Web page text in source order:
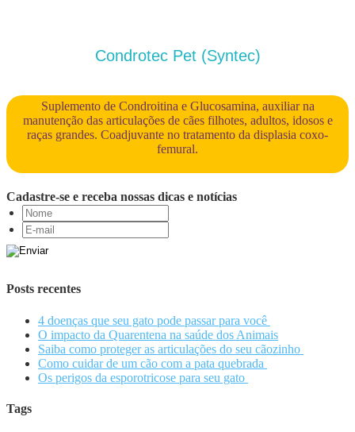
Condrotec Pet (Syntec)
Suplemento de Condroitina e Glucosamina, auxiliar na
manutenção das articulações de cães filhotes, adultos, idosos e
raças grandes. Coadjuvante no tratamento da displasia coxo-
femural.
Cadastre-se e receba nossas dicas e notícias
Posts recentes
4 doenças que seu gato pode passar para você
O impacto da Quarentena na saúde dos Animais
Saiba como proteger as articulações do seu cãozinho
Como cuidar de um cão com a pata quebrada
Os perigos da esporotricose para seu gato
Tags